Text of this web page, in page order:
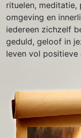
rituelen, meditatie,
omgeving en
iedereen zichzelf
geduld, geloof in
leven vol positieve